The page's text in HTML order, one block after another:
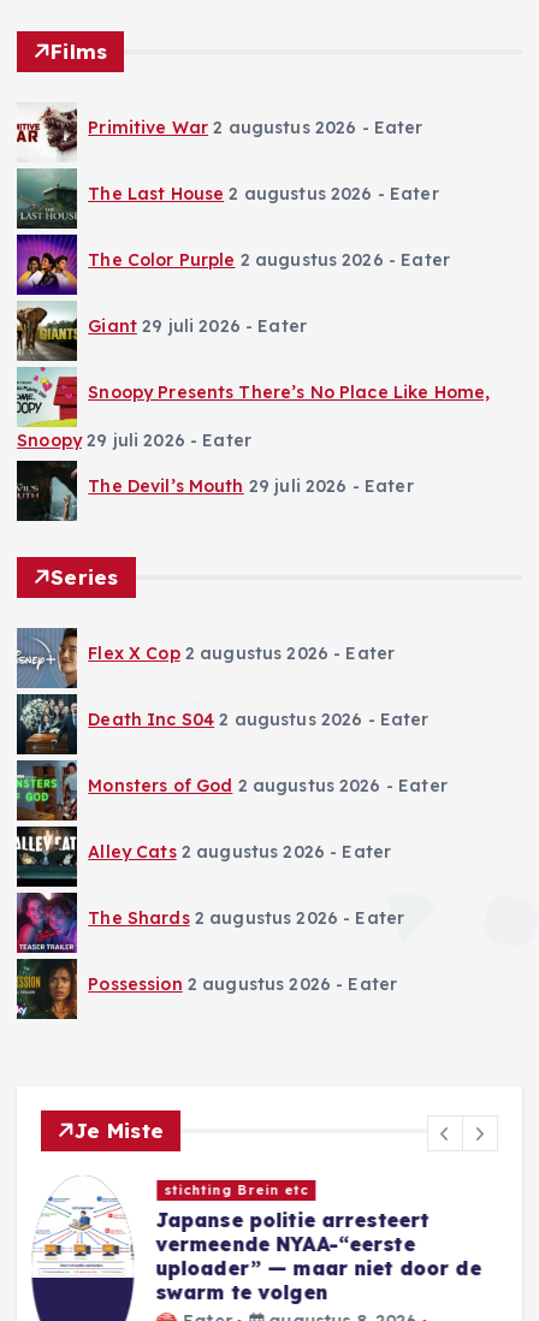
Films
Primitive War 2 augustus 2026 - Eater
The Last House 2 augustus 2026 - Eater
The Color Purple 2 augustus 2026 - Eater
Giant 29 juli 2026 - Eater
Snoopy Presents There’s No Place Like Home,
Snoopy 29 juli 2026 - Eater
The Devil’s Mouth 29 juli 2026 - Eater
Series
Flex X Cop 2 augustus 2026 - Eater
Death Inc S04 2 augustus 2026 - Eater
Monsters of God 2 augustus 2026 - Eater
Alley Cats 2 augustus 2026 - Eater
The Shards 2 augustus 2026 - Eater
Possession 2 augustus 2026 - Eater
Je Miste
Nieuwe Games
Sins of a Solar Empire II:
Harbinger introduceert nieuwe
Eidolon-factie
Blackwell
augustus 8, 2026